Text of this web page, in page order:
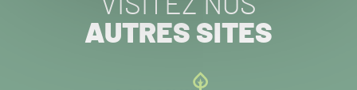
VISITEZ NOS
AUTRES SITES